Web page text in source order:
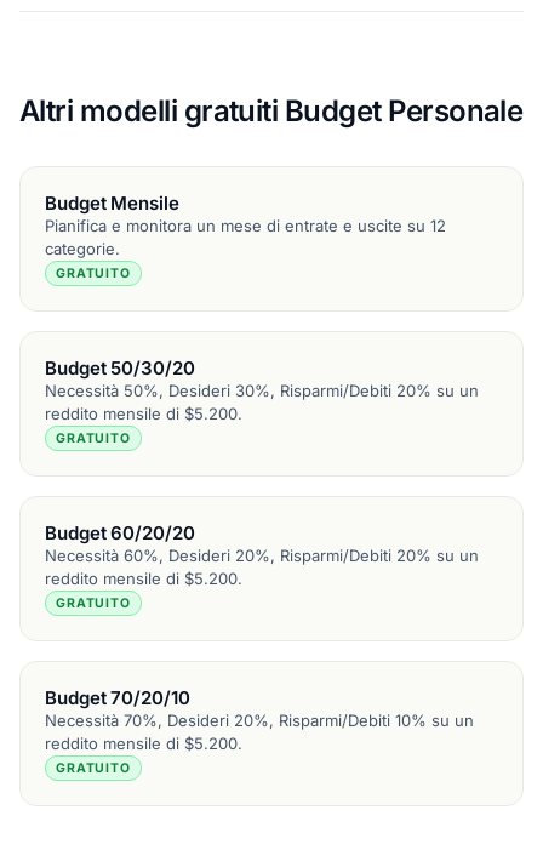
Altri modelli gratuiti Budget Personale
Budget Mensile
Pianifica e monitora un mese di entrate e uscite su 12
categorie.
GRATUITO
Budget 50/30/20
Necessità 50%, Desideri 30%, Risparmi/Debiti 20% su un
reddito mensile di $5.200.
GRATUITO
Budget 60/20/20
Necessità 60%, Desideri 20%, Risparmi/Debiti 20% su un
reddito mensile di $5.200.
GRATUITO
Budget 70/20/10
Necessità 70%, Desideri 20%, Risparmi/Debiti 10% su un
reddito mensile di $5.200.
GRATUITO